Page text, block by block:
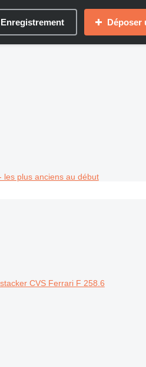
Déposer
les plus anciens au début
CVS Ferrari F 258.6